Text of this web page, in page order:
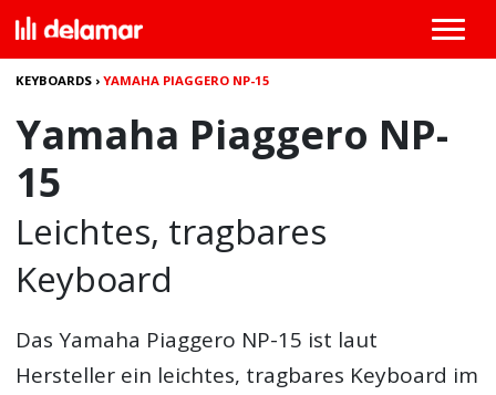
KEYBOARDS ›YAMAHA PIAGGERO NP-15
Yamaha Piaggero NP-
15
Leichtes, tragbares
Keyboard
DasYamaha Piaggero NP-15 ist laut
Hersteller ein leichtes, tragbares Keyboard im